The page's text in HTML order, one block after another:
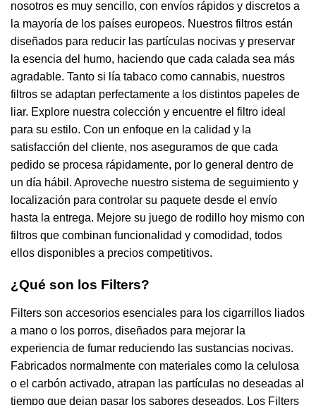
nosotros es muy sencillo, con envíos rápidos y discretos a
la mayoría de los países europeos. Nuestros filtros están
diseñados para reducir las partículas nocivas y preservar
la esencia del humo, haciendo que cada calada sea más
agradable. Tanto si lía tabaco como cannabis, nuestros
filtros se adaptan perfectamente a los distintos papeles de
liar. Explore nuestra colección y encuentre el filtro ideal
para su estilo. Con un enfoque en la calidad y la
satisfacción del cliente, nos aseguramos de que cada
pedido se procesa rápidamente, por lo general dentro de
un día hábil. Aproveche nuestro sistema de seguimiento y
localización para controlar su paquete desde el envío
hasta la entrega. Mejore su juego de rodillo hoy mismo con
filtros que combinan funcionalidad y comodidad, todos
ellos disponibles a precios competitivos.
¿Qué son los Filters?
Filters son accesorios esenciales para los cigarrillos liados
a mano o los porros, diseñados para mejorar la
experiencia de fumar reduciendo las sustancias nocivas.
Fabricados normalmente con materiales como la celulosa
o el carbón activado, atrapan las partículas no deseadas al
tiempo que dejan pasar los sabores deseados. Los Filters